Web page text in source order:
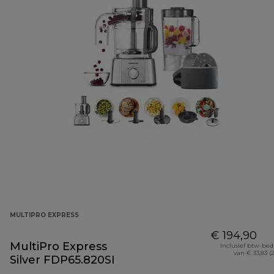
MULTIPRO EXPRESS
MultiPro Express
Silver FDP65.820SI
€ 194,90
Inclusief btw-
van € 33,83